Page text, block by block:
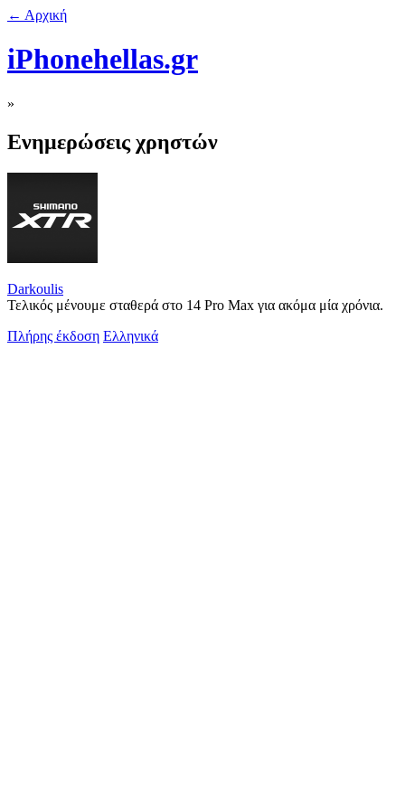
← Αρχική
iPhonehellas.gr
»
Ενημερώσεις χρηστών
Darkoulis
Τελικός μένουμε σταθερά στο 14 Pro Max για ακόμα μία χρόνια.
Πλήρης έκδοση Ελληνικά